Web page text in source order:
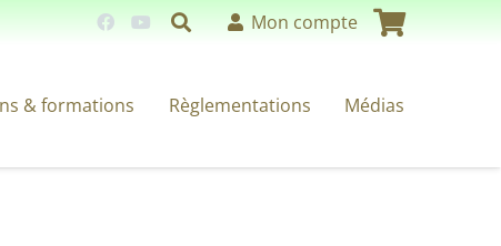
Mon compte
& formations Règlementations Médias